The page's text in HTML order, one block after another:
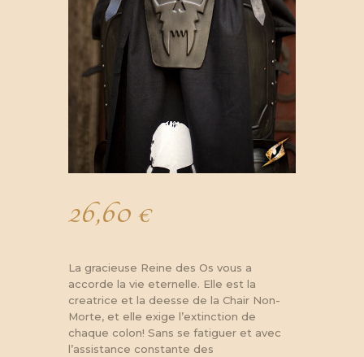
26,60€
La gracieuse Reine des Os vous a
accorde la vie eternelle. Elle est la
creatrice et la deesse de la Chair Non-
Morte, et elle exige l’extinction de
chaque colon! Sans se fatiguer et avec
l’assistance constante des